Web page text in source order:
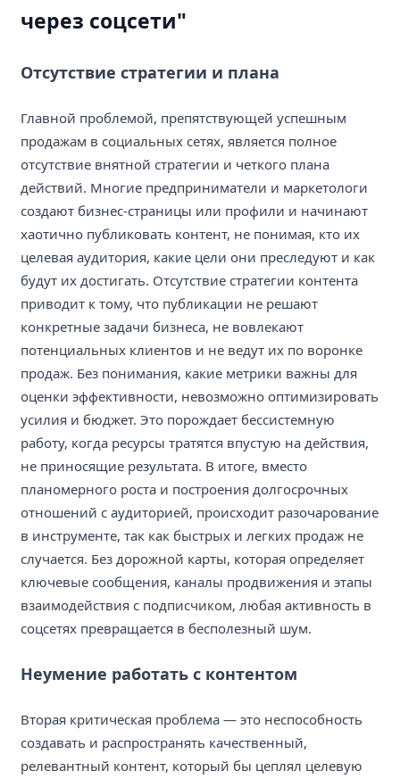
через соцсети"
Отсутствие стратегии и плана
Главной проблемой, препятствующей успешным
продажам в социальных сетях, является полное
отсутствие внятной стратегии и четкого плана
действий. Многие предприниматели и маркетологи
создают бизнес-страницы или профили и начинают
хаотично публиковать контент, не понимая, кто их
целевая аудитория, какие цели они преследуют и как
будут их достигать. Отсутствие стратегии контента
приводит к тому, что публикации не решают
конкретные задачи бизнеса, не вовлекают
потенциальных клиентов и не ведут их по воронке
продаж. Без понимания, какие метрики важны для
оценки эффективности, невозможно оптимизировать
усилия и бюджет. Это порождает бессистемную
работу, когда ресурсы тратятся впустую на действия,
не приносящие результата. В итоге, вместо
планомерного роста и построения долгосрочных
отношений с аудиторией, происходит разочарование
в инструменте, так как быстрых и легких продаж не
случается. Без дорожной карты, которая определяет
ключевые сообщения, каналы продвижения и этапы
взаимодействия с подписчиком, любая активность в
соцсетях превращается в бесполезный шум.
Неумение работать с контентом
Вторая критическая проблема — это неспособность
создавать и распространять качественный,
релевантный контент, который бы цеплял целевую